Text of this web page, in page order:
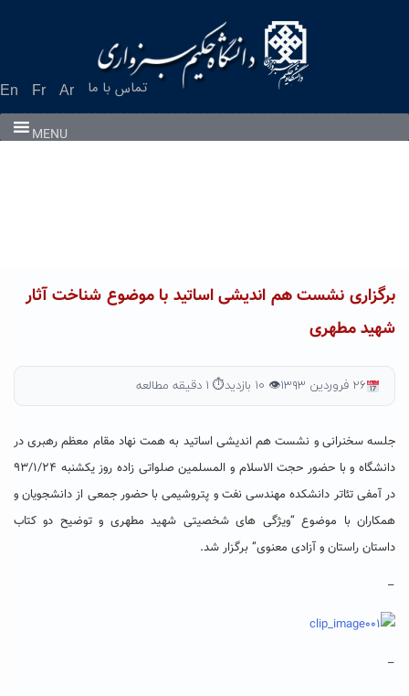
En Fr Ar تماس با ما
MENU
برگزاری نشست هم اندیشی اساتید با موضوع شناخت آثار
شهید مطهری
۲۶ فروردین ۱۳۹۳ 👁 ۱۰ بازدید ⏱ ۱ دقیقه مطالعه
جلسه سخنرانی و نشست هم اندیشی اساتید به همت نهاد مقام معظم رهبری در
دانشگاه و با حضور حجت الاسلام و المسلمین صلواتی زاده روز یکشنبه ۹۳/۱/۲۴
در آمفی تئاتر دانشکده مهندسی نفت و پتروشیمی با حضور جمعی از دانشجویان و
همکاران با موضوع “ویژگی های شخصیتی شهید مطهری و توضیح دو کتاب
داستان راستان و آزادی معنوی” برگزار شد.
–
–